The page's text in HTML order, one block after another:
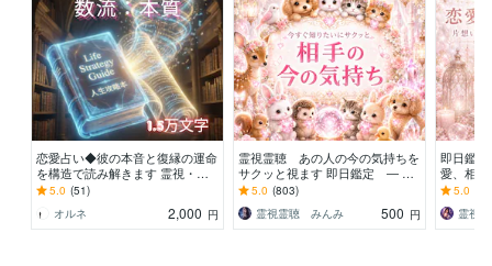
恋愛占い◆彼の本音と復縁の運命
を構造で読み解きます 霊視・ツ
インレイ対応◆連絡時期から自爆
5.0 (51)
オルネ
2,000 円
霊視霊聴 あの人の今の気持ちを
サクッと視ます 即日鑑定 ― 言
葉にならない心の声を聴き取りま
す ―
5.0 (803)
霊視霊聴 みんみ
500 円
即日鑑
愛、相
鑑定｜
相手の
5.0
霊視